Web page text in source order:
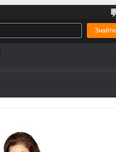
Знайти